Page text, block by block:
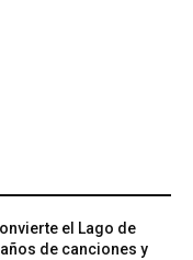
el Lago de
de canciones y